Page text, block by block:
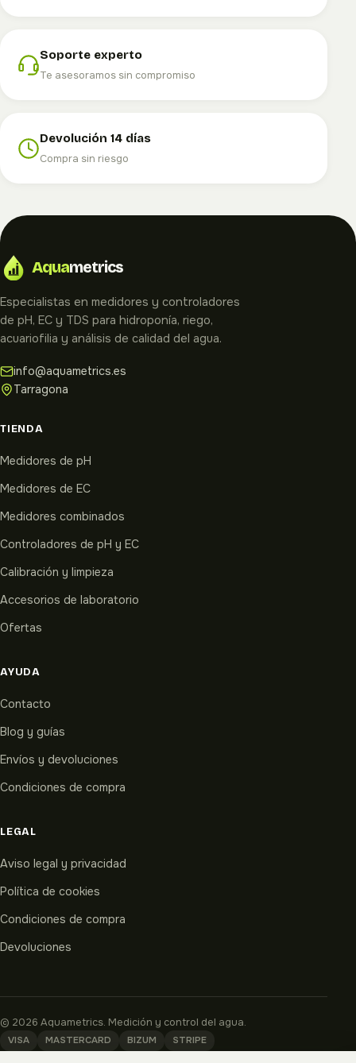
Soporte experto
Te asesoramos sin compromiso
Devolución 14 días
Compra sin riesgo
Aquametrics
Especialistas en medidores y controladores
de pH, EC y TDS para hidroponía, riego,
acuariofilia y análisis de calidad del agua.
info@aquametrics.es
Tarragona
TIENDA
Medidores de pH
Medidores de EC
Medidores combinados
Controladores de pH y EC
Calibración y limpieza
Accesorios de laboratorio
Ofertas
AYUDA
Contacto
Blog y guías
Envíos y devoluciones
Condiciones de compra
LEGAL
Aviso legal y privacidad
Política de cookies
Condiciones de compra
Devoluciones
© 2026 Aquametrics. Medición y control del agua.
VISA MASTERCARD BIZUM STRIPE